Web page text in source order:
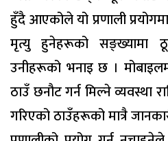
हुँदै आएकोले यो प्रणाली
मृत्यु हुनेहरूको सङ्ख्यामा
उनीहरूको भनाइ छ ।
ठाउँ छनौट गर्न मिल्ने व्यवस्था
गरिएको ठाउँहरूको मात्रै